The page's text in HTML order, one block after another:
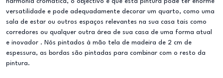
versatilidade e pode adequadamente decorar um quarto, como uma
sala de estar ou outros espaços relevantes na sua casa tais como
corredores ou qualquer outra área de sua casa de uma forma atual
e inovador . Nós pintados à mão tela de madeira de 2 cm de
espessura, as bordas são pintadas para combinar com o resto da
pintura.